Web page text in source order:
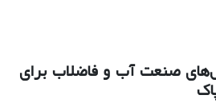
صنعت آب و فاضلاب برای